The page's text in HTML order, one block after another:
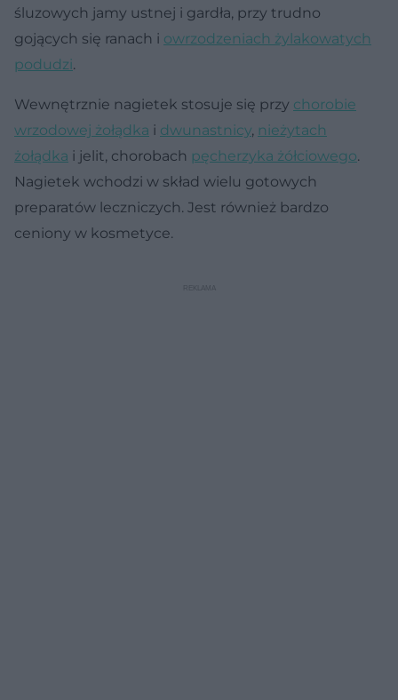
śluzowych jamy ustnej i gardła, przy trudno
gojących się ranach i owrzodzeniach żylakowatych
podudzi.
Wewnętrznie nagietek stosuje się przy chorobie
wrzodowej żołądka i dwunastnicy, nieżytach
żołądka i jelit, chorobach pęcherzyka żółciowego.
Nagietek wchodzi w skład wielu gotowych
preparatów leczniczych. Jest również bardzo
ceniony w kosmetyce.